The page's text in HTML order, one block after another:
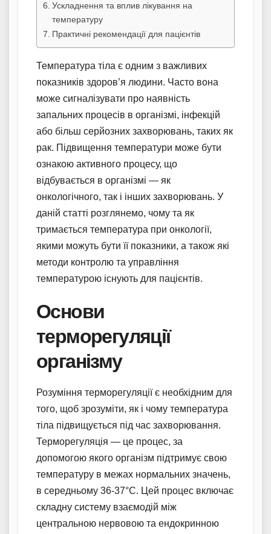
Ускладнення та вплив лікування на
температуру
Практичні рекомендації для пацієнтів
Температура тіла є одним з важливих
показників здоров’я людини. Часто вона
може сигналізувати про наявність
запальних процесів в організмі, інфекцій
або більш серйозних захворювань, таких як
рак. Підвищення температури може бути
ознакою активного процесу, що
відбувається в організмі — як
онкологічного, так і інших захворювань. У
даній статті розглянемо, чому та як
тримається температура при онкології,
якими можуть бути її показники, а також які
методи контролю та управління
температурою існують для пацієнтів.
Основи
терморегуляції
організму
Розуміння терморегуляції є необхідним для
того, щоб зрозуміти, як і чому температура
тіла підвищується під час захворювання.
Терморегуляція — це процес, за
допомогою якого організм підтримує свою
температуру в межах нормальних значень,
в середньому 36-37°C. Цей процес включає
складну систему взаємодій між
центральною нервовою та ендокринною